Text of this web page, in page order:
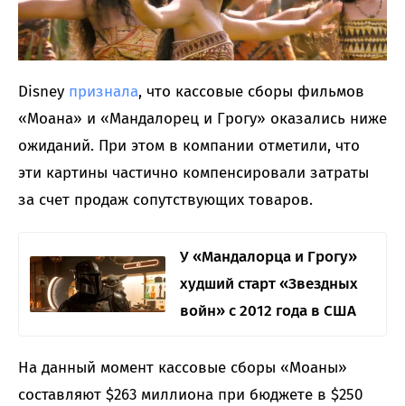
Disney признала, что кассовые сборы фильмов
«Моана» и «Мандалорец и Грогу» оказались ниже
ожиданий. При этом в компании отметили, что
эти картины частично компенсировали затраты
за счет продаж сопутствующих товаров.
У «Мандалорца и Грогу»
худший старт «Звездных
войн» с 2012 года в США
На данный момент кассовые сборы «Моаны»
составляют $263 миллиона при бюджете в $250